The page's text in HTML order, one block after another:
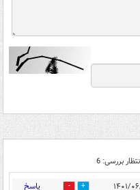
بررسی: 6
35 پاسخ